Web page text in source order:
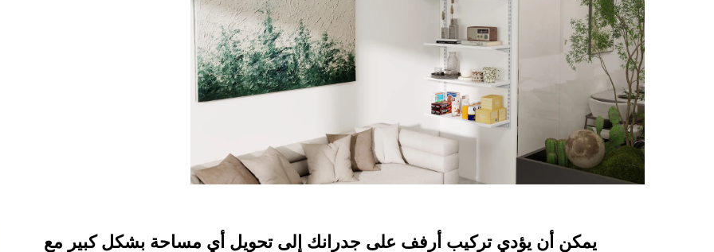
يمكن أن يؤدي تركيب أرفف على جدرانك إلى تحويل أي مساحة بشكل كبير مع